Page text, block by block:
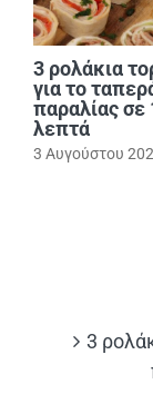
3 ρολάκια
για το
παραλίας σε
λεπτά
3 Αυγούστου
3